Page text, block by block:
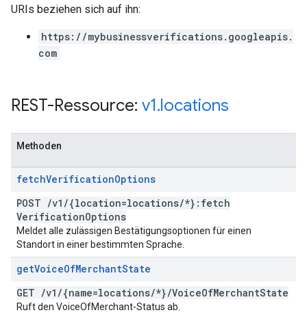
URIs beziehen sich auf ihn:
https://mybusinessverifications.googleapis.
com
REST-Ressource: v1.locations
Methoden
fetchVerificationOptions
POST /v1 /{location=locations/*}:fetch
VerificationOptions
Meldet alle zulässigen Bestätigungsoptionen für einen
Standort in einer bestimmten Sprache.
getVoiceOfMerchantState
GET /v1 /{name=locations/*}/VoiceOfMerchantState
Ruft den VoiceOfMerchant-Status ab.